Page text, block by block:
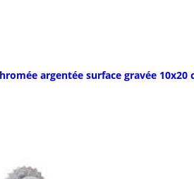
argentée surface gravée 10x20